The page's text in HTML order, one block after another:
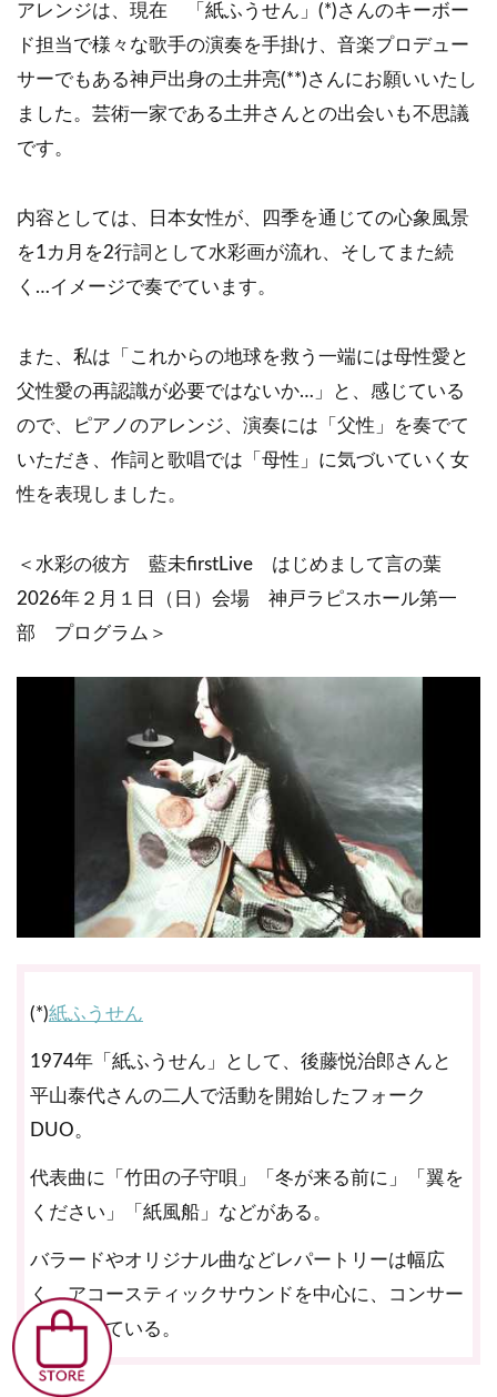
アレンジは、現在 「紙ふうせん」(*)さんのキーボー
ド担当で様々な歌手の演奏を手掛け、音楽プロデュー
サーでもある神戸出身の土井亮(**)さんにお願いいたし
ました。芸術一家である土井さんとの出会いも不思議
です。
内容としては、日本女性が、四季を通じての心象風景
を1カ月を2行詞として水彩画が流れ、そしてまた続
く…イメージで奏でています。
また、私は「これからの地球を救う一端には母性愛と
父性愛の再認識が必要ではないか…」と、感じている
ので、ピアノのアレンジ、演奏には「父性」を奏でて
いただき、作詞と歌唱では「母性」に気づいていく女
性を表現しました。
＜水彩の彼方 藍未firstLive はじめまして言の葉
2026年２月１日（日）会場 神戸ラピスホール第一
部 プログラム＞
(*)紙ふうせん
1974年「紙ふうせん」として、後藤悦治郎さんと
平山泰代さんの二人で活動を開始したフォーク
DUO。
代表曲に「竹田の子守唄」「冬が来る前に」「翼を
ください」「紙風船」などがある。
バラードやオリジナル曲などレパートリーは幅広
く、アコースティックサウンドを中心に、コンサー
トを続けている。